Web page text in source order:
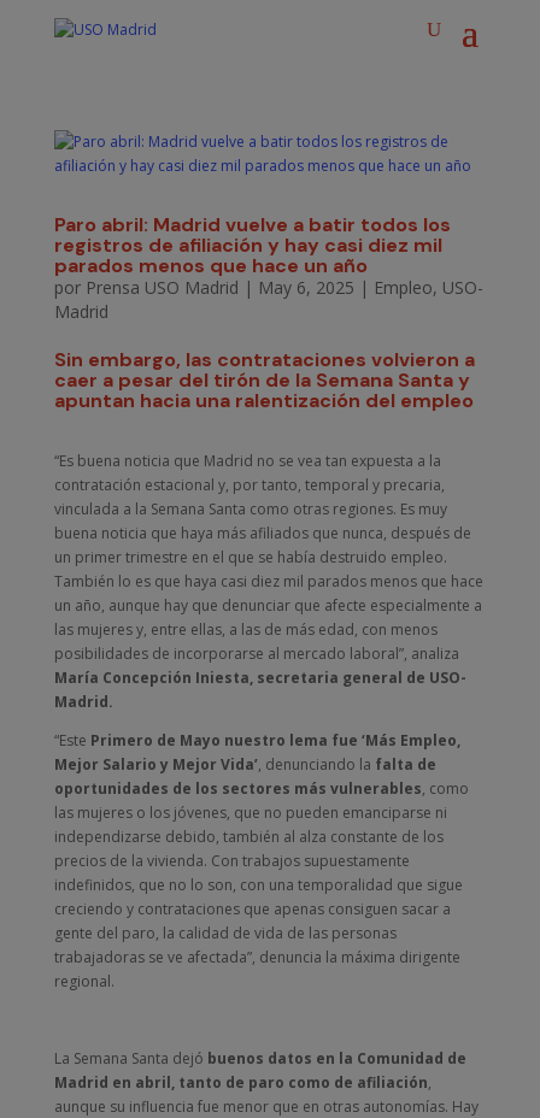
Paro abril: Madrid vuelve a batir todos los
registros de afiliación y hay casi diez mil
parados menos que hace un año
por Prensa USO Madrid | May 6, 2025 | Empleo, USO-
Madrid
Sin embargo, las contrataciones volvieron a
caer a pesar del tirón de la Semana Santa y
apuntan hacia una ralentización del empleo
“Es buena noticia que Madrid no se vea tan expuesta a la
contratación estacional y, por tanto, temporal y precaria,
vinculada a la Semana Santa como otras regiones. Es muy
buena noticia que haya más afiliados que nunca, después de
un primer trimestre en el que se había destruido empleo.
También lo es que haya casi diez mil parados menos que hace
un año, aunque hay que denunciar que afecte especialmente a
las mujeres y, entre ellas, a las de más edad, con menos
posibilidades de incorporarse al mercado laboral”, analiza
María Concepción Iniesta, secretaria general de USO-
Madrid.
“Este Primero de Mayo nuestro lema fue ‘Más Empleo,
Mejor Salario y Mejor Vida’, denunciando la falta de
oportunidades de los sectores más vulnerables, como
las mujeres o los jóvenes, que no pueden emanciparse ni
independizarse debido, también al alza constante de los
precios de la vivienda. Con trabajos supuestamente
indefinidos, que no lo son, con una temporalidad que sigue
creciendo y contrataciones que apenas consiguen sacar a
gente del paro, la calidad de vida de las personas
trabajadoras se ve afectada”, denuncia la máxima dirigente
regional.
La Semana Santa dejó buenos datos en la Comunidad de
Madrid en abril, tanto de paro como de afiliación,
aunque su influencia fue menor que en otras autonomías. Hay